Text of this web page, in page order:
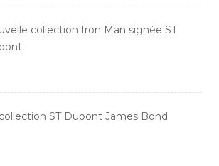
collection Iron Man signée ST
ST Dupont James Bond